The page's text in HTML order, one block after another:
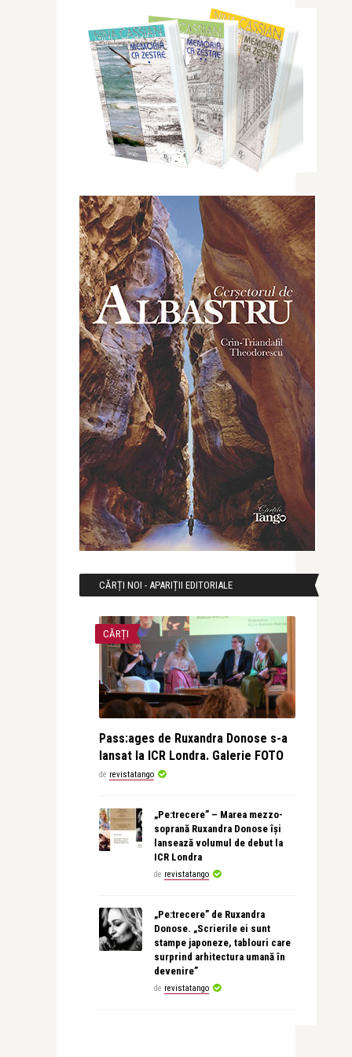
CĂRȚI NOI - APARIȚII EDITORIALE
CĂRȚI
Pass:ages de Ruxandra Donose s-a
lansat la ICR Londra. Galerie FOTO
de revistatango
„Pe:trecere” – Marea mezzo-
soprană Ruxandra Donose își
lansează volumul de debut la
ICR Londra
de revistatango
„Pe:trecere” de Ruxandra
Donose. „Scrierile ei sunt
stampe japoneze, tablouri care
surprind arhitectura umană în
devenire”
de revistatango